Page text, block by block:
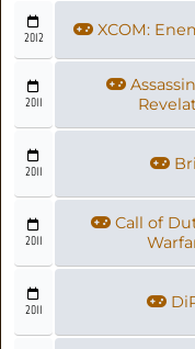
2012 XCOM:
2011
2011
2011
Call of
2011